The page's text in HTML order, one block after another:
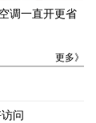
调一直开更省
更多》
问